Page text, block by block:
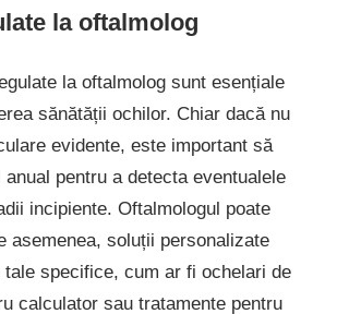
la oftalmolog
la oftalmolog sunt esențiale
sănătății ochilor. Chiar dacă nu
evidente, este important să
pentru a detecta eventualele
incipiente. Oftalmologul poate
asemenea, soluții personalizate
tale specifice, cum ar fi ochelari de
calculator sau tratamente pentru